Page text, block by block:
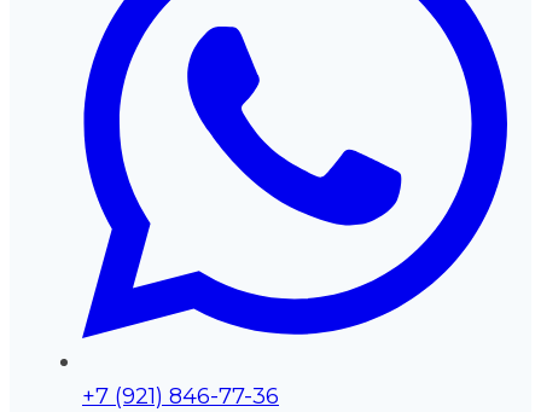
+7 (921) 846-77-36